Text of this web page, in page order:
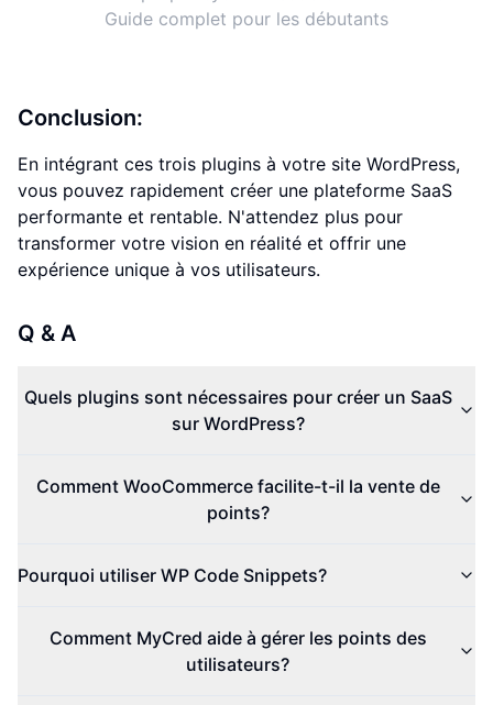
Guide complet pour les débutants
Conclusion:
En intégrant ces trois plugins à votre site WordPress,
vous pouvez rapidement créer une plateforme SaaS
performante et rentable. N'attendez plus pour
transformer votre vision en réalité et offrir une
expérience unique à vos utilisateurs.
Q & A
Quels plugins sont nécessaires pour créer un SaaS
sur WordPress?
Comment WooCommerce facilite-t-il la vente de
points?
Pourquoi utiliser WP Code Snippets?
Comment MyCred aide à gérer les points des
utilisateurs?